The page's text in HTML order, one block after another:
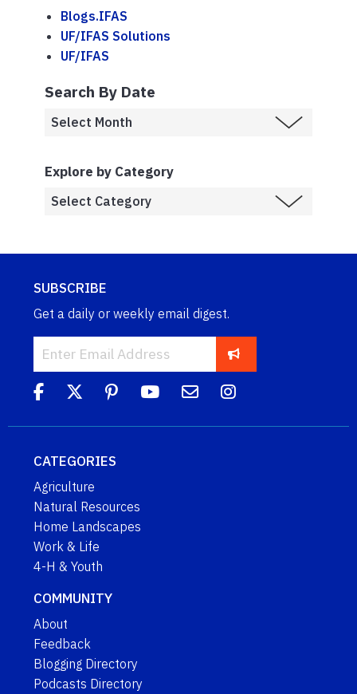
Blogs.IFAS
UF/IFAS Solutions
UF/IFAS
Search By Date
Explore by Category
SUBSCRIBE
Get a daily or weekly email digest.
CATEGORIES
Agriculture
Natural Resources
Home Landscapes
Work & Life
4-H & Youth
COMMUNITY
About
Feedback
Blogging Directory
Podcasts Directory